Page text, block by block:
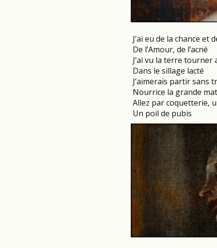
J’ai eu de la chance et
De l’Amour, de l’acné
J’ai vu la terre tourner
Dans le sillage lacté
J’aimerais partir sans
Nourrice la grande
Allez par coquetterie,
Un poil de pubis